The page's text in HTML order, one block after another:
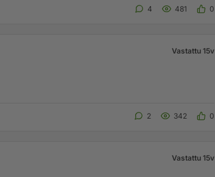
4 481 0
Vastattu 15v
2 342 0
Vastattu 15v